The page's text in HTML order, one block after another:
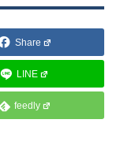
Share
LINE
feedly